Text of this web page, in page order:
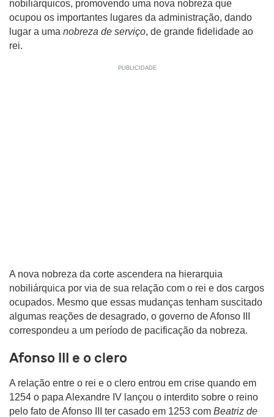
nobiliárquicos, promovendo uma nova nobreza que
ocupou os importantes lugares da administração, dando
lugar a uma nobreza de serviço, de grande fidelidade ao
rei.
A nova nobreza da corte ascendera na hierarquia
nobiliárquica por via de sua relação com o rei e dos cargos
ocupados. Mesmo que essas mudanças tenham suscitado
algumas reações de desagrado, o governo de Afonso III
correspondeu a um período de pacificação da nobreza.
Afonso III e o clero
A relação entre o rei e o clero entrou em crise quando em
1254 o papa Alexandre IV lançou o interdito sobre o reino
pelo fato de Afonso III ter casado em 1253 com Beatriz de